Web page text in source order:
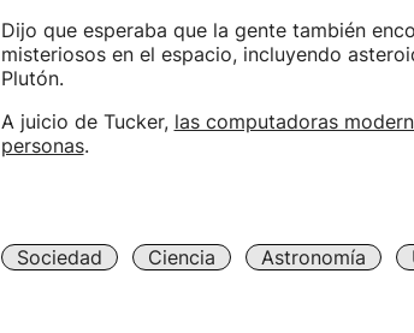
Dijo que esperaba que la gente también
misteriosos en el espacio, incluyendo
Plutón.
A juicio de Tucker, las computadoras
personas.
Sociedad Ciencia Astronomía